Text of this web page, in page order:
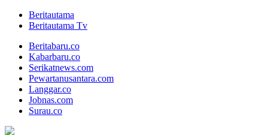
Beritautama
Beritautama Tv
Beritabaru.co
Kabarbaru.co
Serikatnews.com
Pewartanusantara.com
Langgar.co
Jobnas.com
Surau.co